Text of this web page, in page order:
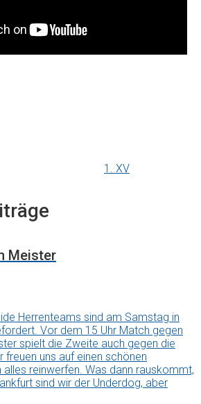
1. XV
Meister
Herrenteams sind am Samstag in
Vor dem 15 Uhr Match gegen
spielt die Zweite auch gegen die
freuen uns auf einen schönen
alles reinwerfen. Was dann rauskommt,
sind wir der Underdog, aber